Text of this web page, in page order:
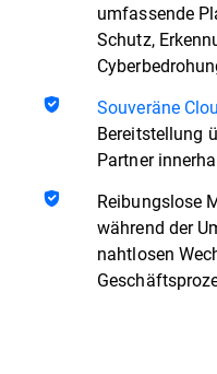
umfassende
Schutz,
Souveräne
Bereitstellung
Partner
Reibungslose
während der
nahtlosen